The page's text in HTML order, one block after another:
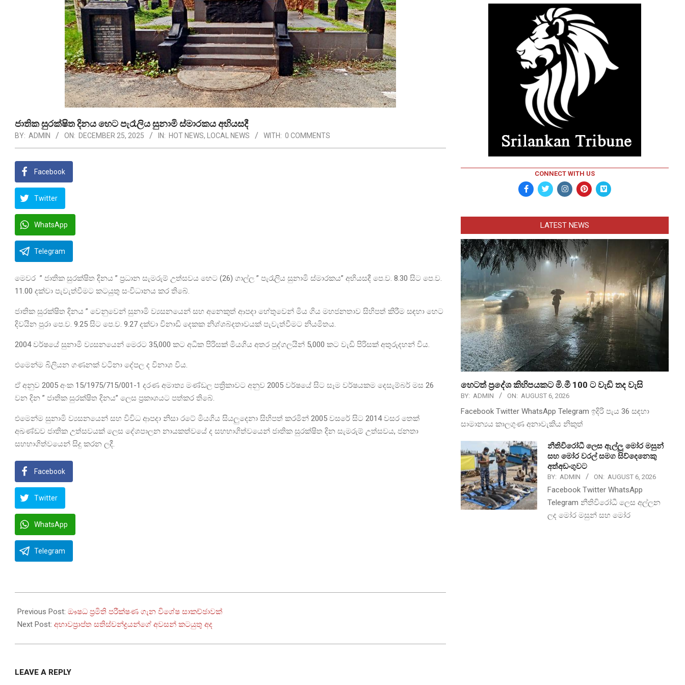
ජාතික සුරක්ෂිත දිනය හෙට පැරෑලිය සුනාමි ස්මාරකය අභියසදී
BY: ADMIN ON: DECEMBER 25, 2025 IN: HOT NEWS, LOCAL NEWS WITH: 0 COMMENTS
Facebook
Twitter
WhatsApp
Telegram
මෙවර ” ජාතික සුරක්ෂිත දිනය ” ප්‍රධාන සැමරුම් උත්සවය හෙට (26) ගාල්ල ” පැරෑලිය සුනාමි ස්මාරකය” අභියසදී පෙ.ව. 8.30 සිට පෙ.ව.
11.00 දක්වා පැවැත්වීමට කටයුතු සංවිධානය කර තිබේ.
ජාතික සුරක්ෂිත දිනය ” වෙනුවෙන් සුනාමි ව්‍යසනයෙන් සහ අනෙකුත් ආපදා හේතුවෙන් මිය ගිය මහජනතාව සිහිපත් කිරීම සඳහා හෙට
දිවයින පුරා පෙ.ව. 9.25 සිට පෙ.ව. 9.27 දක්වා විනාඩි දෙකක නිශ්ශබ්දතාවයක් පැවැත්වීමට නියමිතය.
2004 වර්ෂයේ සුනාමි ව්‍යසනයෙන් මෙරට 35,000 කට අධික පිරිසක් මියගිය අතර පුද්ගලයින් 5,000 කට වැඩි පිරිසක් අතුරුදහන් විය.
එමෙන්ම බිලියන ගණනක් වටිනා දේපල ද විනාශ විය.
ඒ අනුව 2005 අංක 15/1975/715/001-1 දරණ අමාත්‍ය මණ්ඩල පත්‍රිකාවට අනුව 2005 වර්ෂයේ සිට සෑම වර්ෂයකම දෙසැම්බර් මස 26
වන දින ” ජාතික සුරක්ෂිත දිනය” ලෙස ප්‍රකාශයට පත්කර තිබේ.
එමෙන්ම සුනාමි ව්‍යසනයෙන් සහ විවිධ ආපදා නිසා රටේ මියගිය සියලුදෙනා සිහිපත් කරමින් 2005 වසරේ සිට 2014 වසර තෙක්
අඛණ්ඩව ජාතික උත්සවයක් ලෙස දේශපාලන නායකත්වයේ ද සහභාගිත්වයෙන් ජාතික සුරක්ෂිත දින සැමරුම් උත්සවය, ජනතා
සහභාගිත්වයෙන් සිදු කරන ලදී.
Facebook
Twitter
WhatsApp
Telegram
12-
25
Previous Post: ඖෂධ ප්‍රමිති පරීක්ෂණ ගැන විශේෂ සාකච්ඡාවක්
Next Post: අභාවප්‍රාප්ත සතිස්චන්ද්‍රයන්ගේ අවසන් කටයුතු අද
LEAVE A REPLY
CONNECT WITH US
LATEST NEWS
හෙටත් ප්‍රදේශ කිහිපයකට මි.මී 100 ට වැඩි තද වැසි
BY: ADMIN ON: AUGUST 6, 2026
Facebook Twitter WhatsApp Telegram ඉදිරි පැය 36 සඳහා
සාමාන්‍යය කාලගුණ අනාවැකිය නිකුත්
නීතිවිරෝධී ලෙස ඇල්ලූ මෝර මසුන්
සහ මෝර වරල් සමග සිව්දෙනෙකු
අත්අඩංගුවට
BY: ADMIN ON: AUGUST 6, 2026
Facebook Twitter WhatsApp
Telegram නීතිවිරෝධී ලෙස අල්ලන
ලද මෝර මසුන් සහ මෝර